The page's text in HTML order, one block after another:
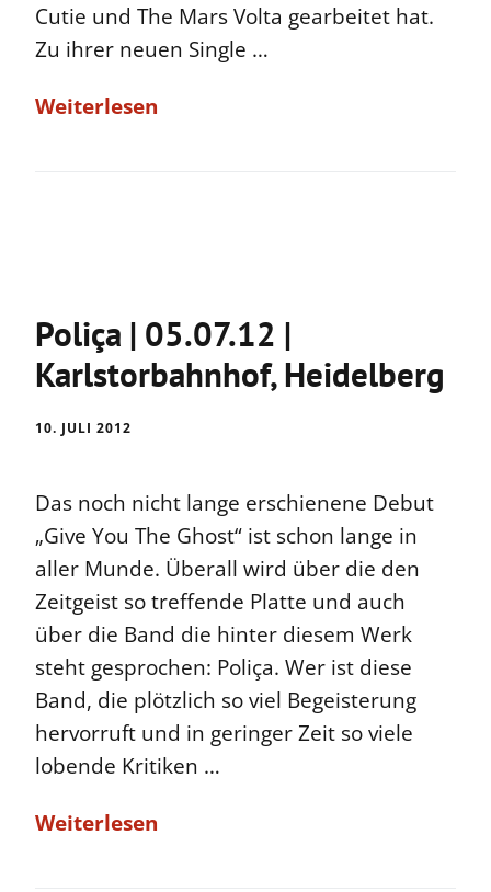
Cutie und The Mars Volta gearbeitet hat.
Zu ihrer neuen Single …
Weiterlesen
Poliça | 05.07.12 |
Karlstorbahnhof, Heidelberg
10. JULI 2012
Das noch nicht lange erschienene Debut
„Give You The Ghost“ ist schon lange in
aller Munde. Überall wird über die den
Zeitgeist so treffende Platte und auch
über die Band die hinter diesem Werk
steht gesprochen: Poliça. Wer ist diese
Band, die plötzlich so viel Begeisterung
hervorruft und in geringer Zeit so viele
lobende Kritiken …
Weiterlesen